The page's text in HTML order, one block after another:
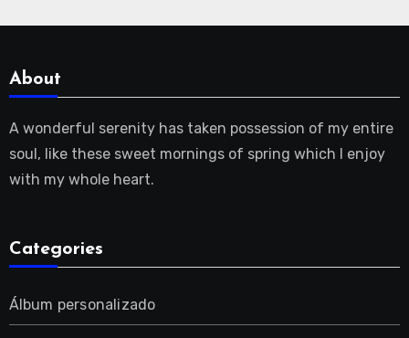
About
A wonderful serenity has taken possession of my entire
soul, like these sweet mornings of spring which I enjoy
with my whole heart.
Categories
Álbum personalizado